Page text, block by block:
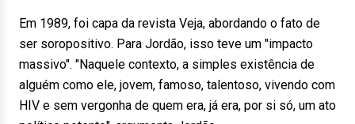
Em 1989, foi capa da revista Veja, abordando o fato de
ser soropositivo. Para Jordão, isso teve um "impacto
massivo". "Naquele contexto, a simples existência de
alguém como ele, jovem, famoso, talentoso, vivendo com
HIV e sem vergonha de quem era, já era, por si só, um ato